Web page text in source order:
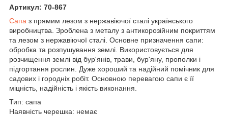
Артикул: 70-867
Сапа з прямим лезом з нержавіючої сталі українського
виробництва. Зроблена з металу з антикорозійним покриттям
та лезом з нержавіючої сталі. Основне призначення сапи:
обробка та розпушування землі. Використовується для
розчищення землі від бур'янів, трави, бур'яну, прополки і
підгортання рослин. Дуже хороший та надійний помічник для
садових і городніх робіт. Основною перевагою сапи є її
міцність, надійність і якість виконання.
Тип: сапа
Наявність черешка: немає